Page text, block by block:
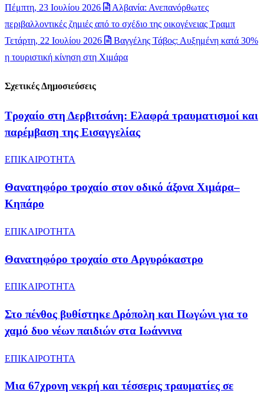
Πέμπτη, 23 Ιουλίου 2026
Αλβανία: Ανεπανόρθωτες
περιβαλλοντικές ζημιές από το σχέδιο της οικογένειας Τραμπ
Τετάρτη, 22 Ιουλίου 2026
Βαγγέλης Τάβος: Αυξημένη κατά 30%
η τουριστική κίνηση στη Χιμάρα
Σχετικές Δημοσιεύσεις
Τροχαίο στη Δερβιτσάνη: Ελαφρά τραυματισμοί και
παρέμβαση της Εισαγγελίας
ΕΠΙΚΑΙΡΟΤΗΤΑ
Θανατηφόρο τροχαίο στον οδικό άξονα Χιμάρα–
Κηπάρο
ΕΠΙΚΑΙΡΟΤΗΤΑ
Θανατηφόρο τροχαίο στο Αργυρόκαστρο
ΕΠΙΚΑΙΡΟΤΗΤΑ
Στο πένθος βυθίστηκε Δρόπολη και Πωγώνι για το
χαμό δυο νέων παιδιών στα Ιωάννινα
ΕΠΙΚΑΙΡΟΤΗΤΑ
Μια 67χρονη νεκρή και τέσσερις τραυματίες σε